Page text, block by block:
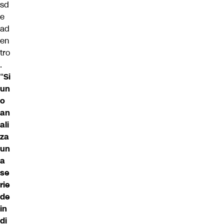
sd
e
ad
en
tro
.
“Si
un
o
an
ali
za
un
a
se
rie
de
in
di